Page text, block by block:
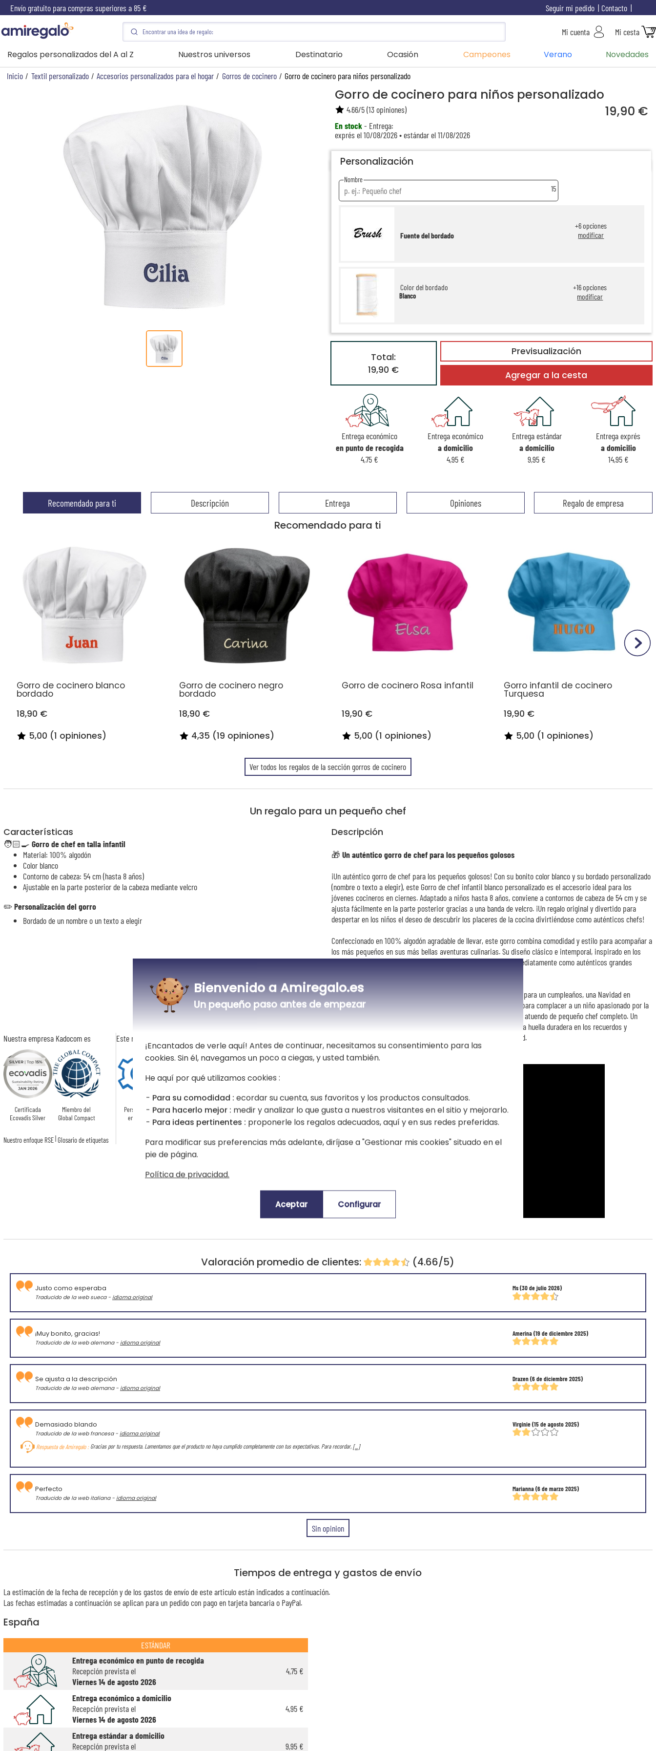
Envío gratuito para compras superiores a 85 € Contacto
Seguir mi pedido
Mi cuenta Mi cesta
Regalos personalizados del A al Z Nuestros universos Destinatario Ocasión Campeones Verano Novedades
Inicio / Textil personalizado / Accesorios personalizados para el hogar / Gorros de cocinero / Gorro de cocinero para niños personalizado
Gorro de cocinero para niños personalizado
19,90 €
En stock- Entrega:
exprés el 10/08/2026 • estándar el 11/08/2026
4.66/5(13opiniones)
Personalización
Nombre
15
Fuente del bordado
+6opciones
modificar
Color del bordado
Blanco
+16opciones
modificar
Previsualización
Total:
19,90 €
Agregar a la cesta
Entrega económico
en punto de recogida
4,75 €
Entrega económico
a domicilio
4,95 €
Entrega estándar
a domicilio
9,95 €
Entrega exprés
a domicilio
14,95 €
Recomendado para ti Descripción Entrega Opiniones Regalo de empresa
Recomendado para ti
Gorro de cocinero blanco
bordado
18,90 €
5,00 (1 opiniones)
Gorro de cocinero negro
bordado
18,90 €
4,35 (19 opiniones)
Gorro de cocinero Rosa infantil
19,90 €
5,00 (1 opiniones)
Gorro infantil de cocinero
Turquesa
19,90 €
5,00 (1 opiniones)
Ver todos los regalos de la sección gorros de cocinero
Un regalo para un pequeño chef
Características
🧑🏻‍🍳 Gorro de chef en talla infantil
Material: 100% algodón
Color blanco
Contorno de cabeza: 54 cm (hasta 8 años)
Ajustable en la parte posterior de la cabeza mediante velcro
✏️Personalización del gorro
Bordado de un nombre o un texto a elegir
Nuestra empresa Kadocom es
Certificada
Ecovadis Silver
Miembro del
Global Compact
Nuestro enfoque RSE|Glosario de etiquetas
Este regalo es
Personalizado
en Francia
Descripción
🎁Un auténtico gorro de chef para los pequeños golosos
¡Un auténtico gorro de chef para los pequeños golosos! Con su bonito color blanco y su bordado personalizado
(nombre o texto a elegir), este Gorro de chef infantil blanco personalizado es el accesorio ideal para los
jóvenes cocineros en ciernes. Adaptado a niños hasta 8 años, conviene a contornos de cabeza de 54 cm y se
ajusta fácilmente en la parte posterior gracias a una banda de velcro. ¡Un regalo original y divertido para
despertar en los niños el deseo de descubrir los placeres de la cocina divirtiéndose como auténticos chefs!
Confeccionado en 100% algodón agradable de llevar, este gorro combina comodidad y estilo para acompañar a
los más pequeños en sus más bellas aventuras culinarias. Su diseño clásico e intemporal, inspirado en los
gorros de chefs profesionales, hace que los niños se sientan inmediatamente como auténticos grandes
Este gorro personalizado representa una excelente idea de regalo para un cumpleaños, una Navidad en
familia, una fiesta de las madres o de los padres, o simplemente para complacer a un niño apasionado por la
cocina. Combínalo si lo deseas con un delantal coordinado para un atuendo de pequeño chef completo. Un
regalo a la vez práctico, original y lleno de atención, que dejará una huella duradera en los recuerdos y
acompañará numerosos bellos momentos de compartir y golosidad.
Valoración promedio de clientes: (4.66/5)
Ms(30 de julio 2026)
Justo como esperaba
Traducido de la web sueca - idioma original
Amerina(19 de diciembre 2025)
¡Muy bonito, gracias!
Traducido de la web alemana - idioma original
Drazen(6 de diciembre 2025)
Se ajusta a la descripción
Traducido de la web alemana - idioma original
Virginie(15 de agosto 2025)
Demasiado blando
Traducido de la web francesa - idioma original
Respuesta de Amiregalo :Gracias por tu respuesta. Lamentamos que el producto no haya cumplido completamente con tus expectativas. Para recordar,[...]
Marianna(6 de marzo 2025)
Perfecto
Traducido de la web italiana - idioma original
Sin opinion
Tiempos de entrega y gastos de envío
La estimación de la fecha de recepción y de los gastos de envío de este articulo están indicados a continuación.
Las fechas estimadas a continuación se aplican para un pedido con pago en tarjeta bancaria o PayPal.
España
ESTÁNDAR
Entrega económico en punto de recogida
Recepción prevista el
Viernes 14 de agosto 2026
4,75 €
Entrega económico a domicilio
Recepción prevista el
Viernes 14 de agosto 2026
4,95 €
Entrega estándar a domicilio
Recepción prevista el
9,95 €
Bienvenido a Amiregalo.es
Un pequeño paso antes de empezar
¡Encantados de verle aquí! Antes de continuar, necesitamos su consentimiento para las
cookies. Sin él, navegamos un poco a ciegas, y usted también.
He aquí por qué utilizamos cookies :
Para su comodidad : ecordar su cuenta, sus favoritos y los productos consultados.
Para hacerlo mejor : medir y analizar lo que gusta a nuestros visitantes en el sitio y mejorarlo.
Para ideas pertinentes : proponerle los regalos adecuados, aquí y en sus redes preferidas.
Para modificar sus preferencias más adelante, diríjase a "Gestionar mis cookies" situado en el
pie de página.
Política de privacidad.
Aceptar Configurar